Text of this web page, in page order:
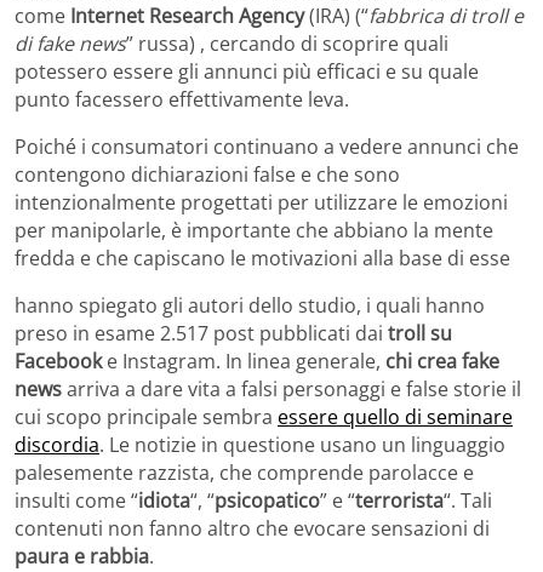
come Internet Research Agency(IRA) (“fabbrica di troll e
di fake news” russa) , cercando di scoprire quali
potessero essere gli annunci più efficaci e su quale
punto facessero effettivamente leva.
Poiché i consumatori continuano a vedere annunci che
contengono dichiarazioni false e che sono
intenzionalmente progettati per utilizzare le emozioni
per manipolarle, è importante che abbiano la mente
fredda e che capiscano le motivazioni alla base di esse
hanno spiegato gli autori dello studio, i quali hanno
preso in esame 2.517 post pubblicati dai troll su
Facebooke Instagram. In linea generale, chi crea fake
newsarriva a dare vita a falsi personaggi e false storie il
cui scopo principale sembra essere quello di seminare
discordia. Le notizie in questione usano un linguaggio
palesemente razzista, che comprende parolacce e
insulti come “idiota“, “psicopatico” e “terrorista“. Tali
contenuti non fanno altro che evocare sensazioni di
paura e rabbia.